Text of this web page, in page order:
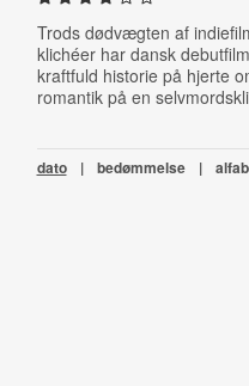
Trods dødvægten af
klichéer har dansk
kraftfuld historie på hjerte
romantik på en
dato | bedømmelse |